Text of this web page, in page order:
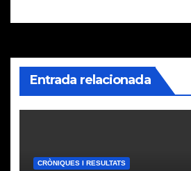
Entrada relacionada
CRÒNIQUES I RESULTATS